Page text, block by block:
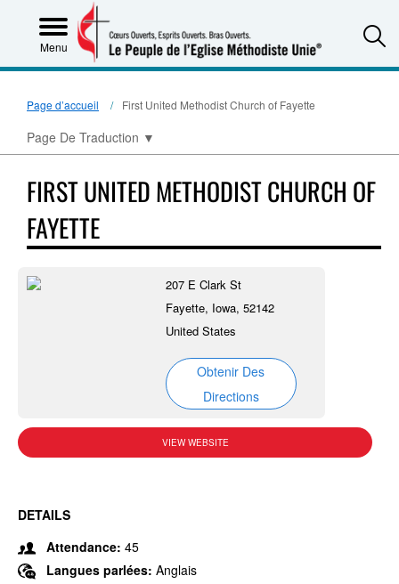
Menu
Page d’accueil First United Methodist Church of Fayette
Page De Traduction ▼
FIRST UNITED METHODIST CHURCH OF
FAYETTE
207 E Clark St
Fayette, Iowa, 52142
United States
Obtenir Des
Directions
VIEW WEBSITE
DETAILS
Attendance: 45
Langues parlées: Anglais